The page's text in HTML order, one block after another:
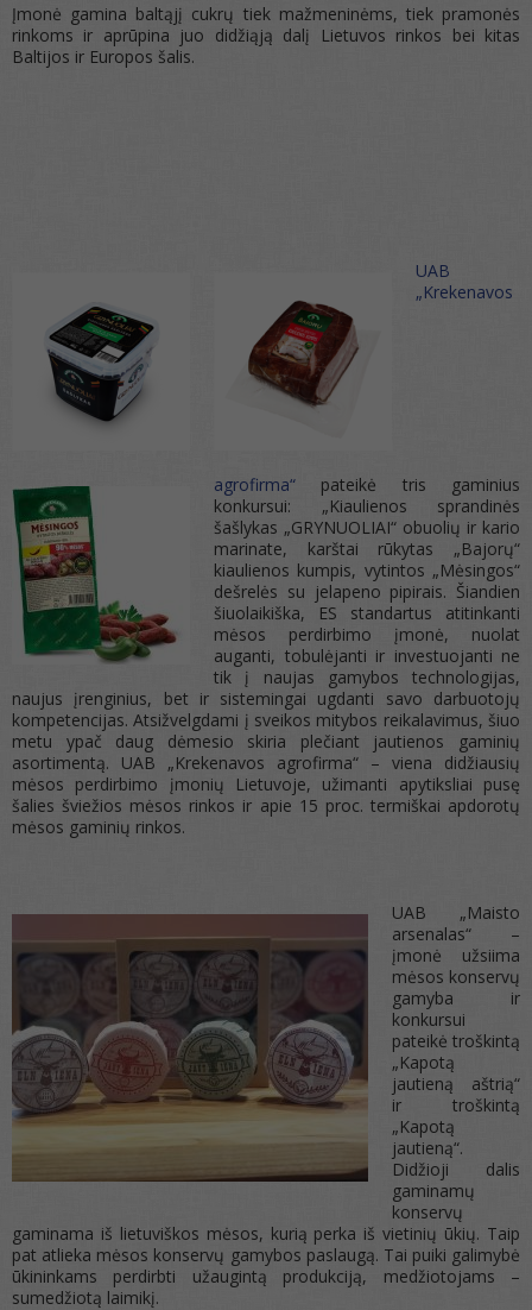
Įmonė gamina baltąjį cukrų tiek mažmeninėms, tiek pramonės
rinkoms ir aprūpina juo didžiąją dalį Lietuvos rinkos bei kitas
Baltijos ir Europos šalis.
UAB
„Krekenavos
agrofirma“ pateikė tris gaminius
konkursui: „Kiaulienos sprandinės
šašlykas „GRYNUOLIAI“ obuolių ir kario
marinate, karštai rūkytas „Bajorų“
kiaulienos kumpis, vytintos „Mėsingos“
dešrelės su jelapeno pipirais. Šiandien
šiuolaikiška, ES standartus atitinkanti
mėsos perdirbimo įmonė, nuolat
auganti, tobulėjanti ir investuojanti ne
tik į naujas gamybos technologijas,
naujus įrenginius, bet ir sistemingai ugdanti savo darbuotojų
kompetencijas. Atsižvelgdami į sveikos mitybos reikalavimus, šiuo
metu ypač daug dėmesio skiria plečiant jautienos gaminių
asortimentą. UAB „Krekenavos agrofirma“ – viena didžiausių
mėsos perdirbimo įmonių Lietuvoje, užimanti apytiksliai pusę
šalies šviežios mėsos rinkos ir apie 15 proc. termiškai apdorotų
mėsos gaminių rinkos.
UAB „Maisto
arsenalas“ –
įmonė užsiima
mėsos konservų
gamyba ir
konkursui
pateikė troškintą
„Kapotą
jautieną aštrią“
ir troškintą
„Kapotą
jautieną“.
Didžioji dalis
gaminamų
konservų
gaminama iš lietuviškos mėsos, kurią perka iš vietinių ūkių. Taip
pat atlieka mėsos konservų gamybos paslaugą. Tai puiki galimybė
ūkininkams perdirbti užaugintą produkciją, medžiotojams –
sumedžiotą laimikį.